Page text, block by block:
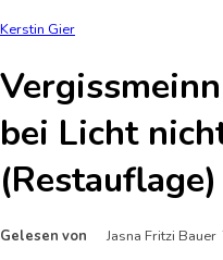
Kerstin Gier
bei Licht
(Restauflage)
Gelesen von Jasna Fritzi